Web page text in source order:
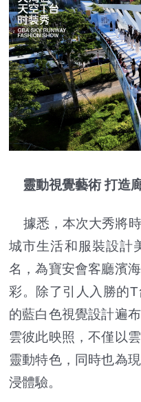
靈動視覺藝術 打造
據悉，本次大秀將
城市生活和服裝設計
名，為寶安會客廳濱
彩。除了引人入勝的
的藍白色視覺設計遍
雲彼此映照，不僅以
靈動特色，同時也為
浸體驗。